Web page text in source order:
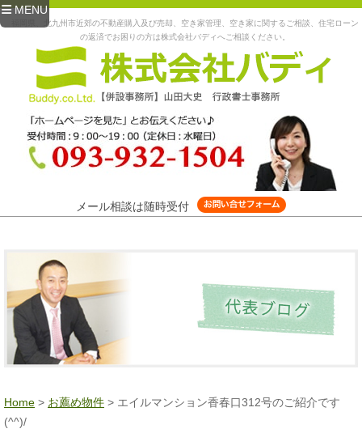
MENU
福岡県、北九州市近郊の不動産購入及び売却、空き家管理、空き家に関するご相談、住宅ローン
の返済でお困りの方は株式会社バディへご相談ください。
メール相談は随時受付
Home > お薦め物件 > エイルマンション香春口312号のご紹介です
(^^)/